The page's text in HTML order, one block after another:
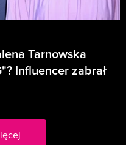
Tarnowska
Influencer zabrał